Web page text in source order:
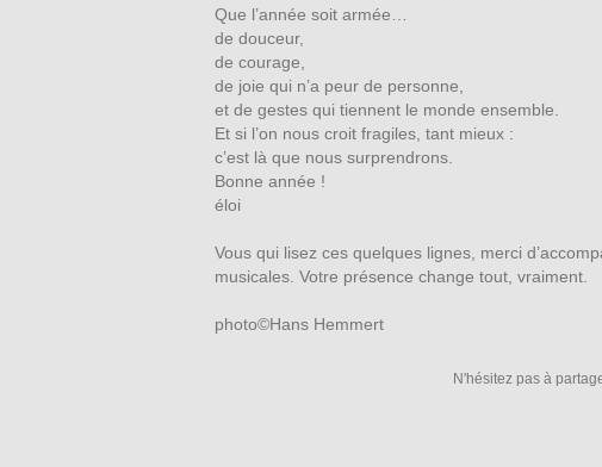
Que l’année soit armée…
de douceur,
de courage,
de joie qui n’a peur de personne,
et de gestes qui tiennent le monde ensemble.
Et si l’on nous croit fragiles, tant mieux :
c’est là que nous surprendrons.
Bonne année !
éloi
Vous qui lisez ces quelques lignes, merci
musicales. Votre présence change tout, vraiment.
photo©Hans Hemmert
N'hésitez pas à